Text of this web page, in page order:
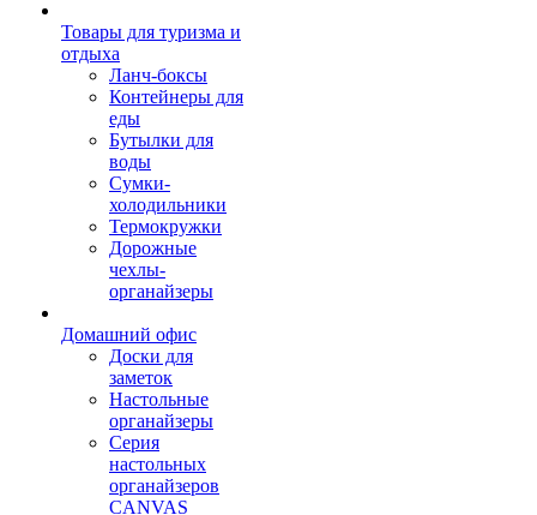
Товары для туризма и
отдыха
Ланч-боксы
Контейнеры для
еды
Бутылки для
воды
Сумки-
холодильники
Термокружки
Дорожные
чехлы-
органайзеры
Домашний офис
Доски для
заметок
Настольные
органайзеры
Серия
настольных
органайзеров
CANVAS